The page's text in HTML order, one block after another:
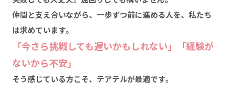
仲間と支え合いながら、一歩ずつ前に進める人を、私たち
は求めています。
「今さら挑戦しても遅いかもしれない」「経験が
ないから不安」
そう感じている方こそ、テアテルが最適です。